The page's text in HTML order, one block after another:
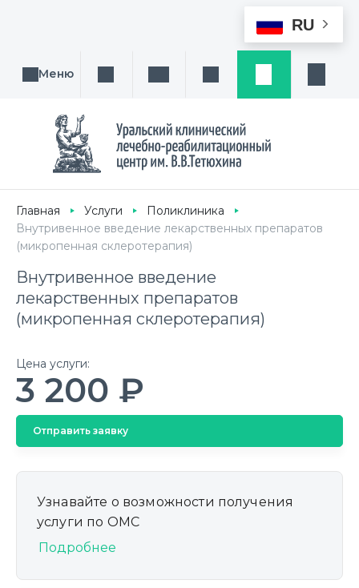
RU
Меню Поиск услуги, направления или врача
Написать намЗаказ звонка
Главная Услуги
Поликлиника
Внутривенное введение лекарственных препаратов
(микропенная склеротерапия)
Внутривенное введение
лекарственных препаратов
(микропенная склеротерапия)
Цена услуги:
3 200 ₽
Отправить заявку
Узнавайте о возможности получения
услуги по ОМС
Подробнее